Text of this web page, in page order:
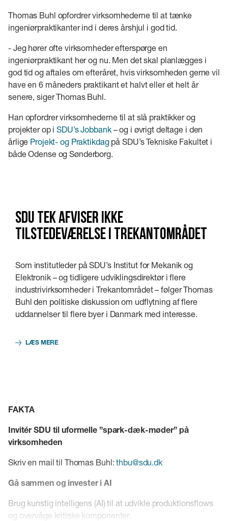
Thomas Buhl opfordrer virksomhederne til at tænke
ingeniørpraktikanter ind i deres årshjul i god tid.
- Jeg hører ofte virksomheder efterspørge en
ingeniørpraktikant her og nu. Men det skal planlægges i
god tid og aftales om efteråret, hvis virksomheden gerne vil
have en 6 måneders praktikant et halvt eller et helt år
senere, siger Thomas Buhl.
Han opfordrer virksomhederne til at slå praktikker og
projekter op iSDU’s Jobbank– og i øvrigt deltage i den
årlige Projekt- og Praktikdagpå SDU’s Tekniske Fakultet i
både Odense og Sønderborg.
SDU TEK afviser ikke
tilstedeværelse i Trekantområdet
Som institutleder på SDU’s Institut for Mekanik og
Elektronik – og tidligere udviklingsdirektør i flere
industrivirksomheder i Trekantområdet – følger Thomas
Buhl den politiske diskussion om udflytning af flere
uddannelser til flere byer i Danmark med interesse.
LÆS MERE
FAKTA
Invitér SDU til uformelle ”spark-dæk-møder” på
virksomheden
Skriv en mail til Thomas Buhl:thbu@sdu.dk
Gå sammen og invester i AI
Brug kunstig intelligens (AI) til at udvikle produktionsflows
og overvåge kritiske komponenter.